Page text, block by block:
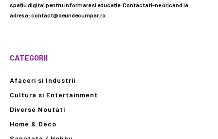
spațiu digital pentru informare și educație. Contactati-ne oricand la
adresa: contact@deundecumpar.ro
CATEGORII
Afaceri si Industrii
Cultura si Entertainment
Diverse Noutati
Home & Deco